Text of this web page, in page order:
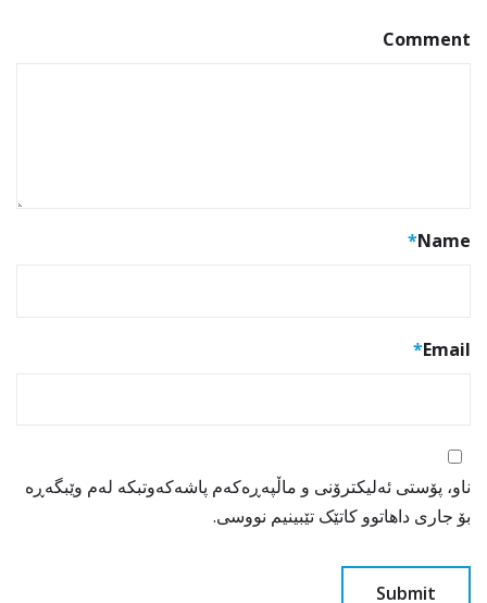
Comment
Name
*
Email
*
ناو، پۆستی ئەلیکترۆنی و ماڵپەڕەکەم پاشەکەوتبکە لەم وێبگەڕە
بۆ جاری داهاتوو کاتێک تێبینیم نووسی.